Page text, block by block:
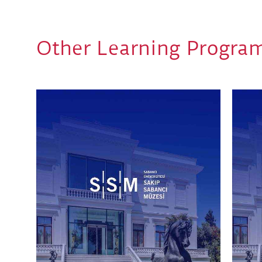
Other Learning